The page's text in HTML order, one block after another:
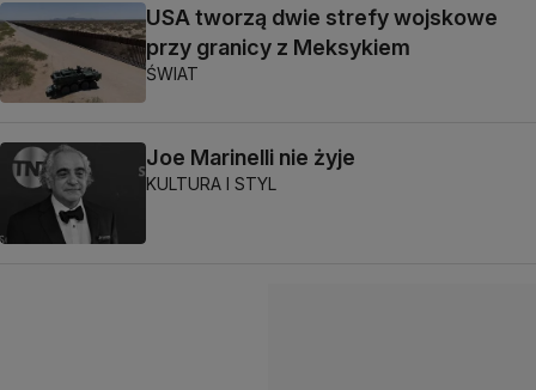
USA tworzą dwie strefy wojskowe
przy granicy z Meksykiem
ŚWIAT
Joe Marinelli nie żyje
KULTURA I STYL